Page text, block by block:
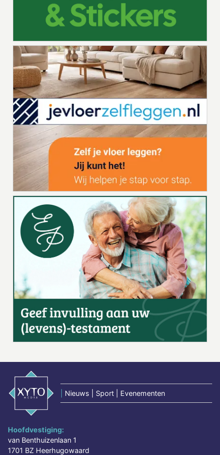
Nieuws | Sport | Evenementen
Hoofdvestiging:
van Benthuizenlaan 1
1701 BZ Heerhugowaard